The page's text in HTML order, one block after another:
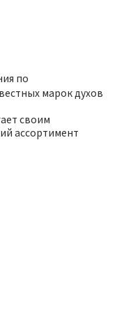
по
марок духов
своим
ассортимент